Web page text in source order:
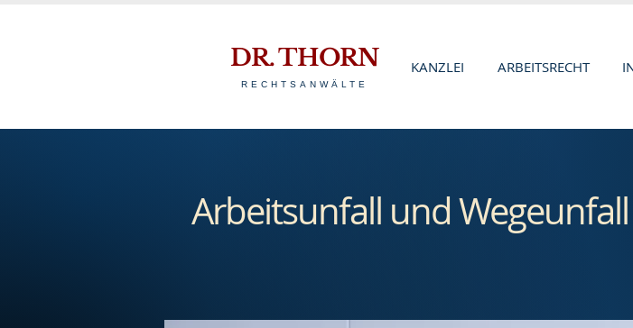
DR. THORN KANZLEI ARBEITSRECHT
RECHTSANWÄLTE
Arbeitsunfall und Wegeunfall